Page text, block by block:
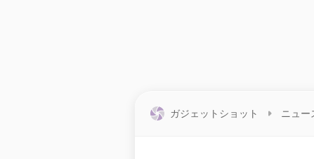
ガジェットショット ニュー